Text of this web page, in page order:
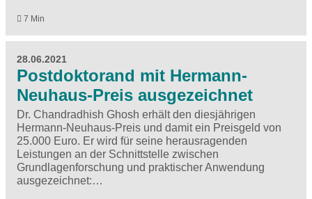
7 Min
28.06.2021
Postdoktorand mit Hermann-
Neuhaus-Preis ausgezeichnet
Dr. Chandradhish Ghosh erhält den diesjährigen
Hermann-Neuhaus-Preis und damit ein Preisgeld von
25.000 Euro. Er wird für seine herausragenden
Leistungen an der Schnittstelle zwischen
Grundlagenforschung und praktischer Anwendung
ausgezeichnet:…